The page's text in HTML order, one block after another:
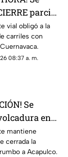
parcial
México-
esto pasó
vial obligó a la
carriles con
08:37 a. m.
Se
en
Acapulco
mantiene
cerrada la
a Acapulco.